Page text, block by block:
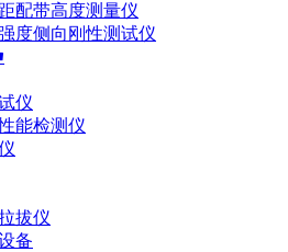
配带高度测量仪
度侧向刚性测试仪
仪
能检测仪
拔仪
备